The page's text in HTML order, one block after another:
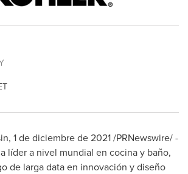
, 1 de diciembre de 2021/PRNewswire/ -
líder a nivel mundial en cocina y baño,
de larga data en innovación y diseño